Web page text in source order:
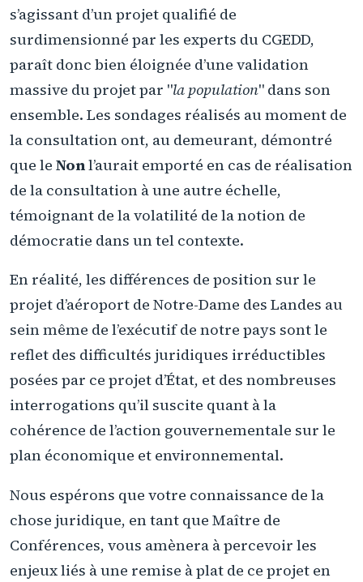
s’agissant d’un projet qualifié de
surdimensionné par les experts du CGEDD,
paraît donc bien éloignée d’une validation
massive du projet par "la population" dans son
ensemble. Les sondages réalisés au moment de
la consultation ont, au demeurant, démontré
que le Nonl’aurait emporté en cas de réalisation
de la consultation à une autre échelle,
témoignant de la volatilité de la notion de
démocratie dans un tel contexte.
En réalité, les différences de position sur le
projet d’aéroport de Notre-Dame des Landes au
sein même de l’exécutif de notre pays sont le
reflet des difficultés juridiques irréductibles
posées par ce projet d’État, et des nombreuses
interrogations qu’il suscite quant à la
cohérence de l’action gouvernementale sur le
plan économique et environnemental.
Nous espérons que votre connaissance de la
chose juridique, en tant que Maître de
Conférences, vous amènera à percevoir les
enjeux liés à une remise à plat de ce projet en